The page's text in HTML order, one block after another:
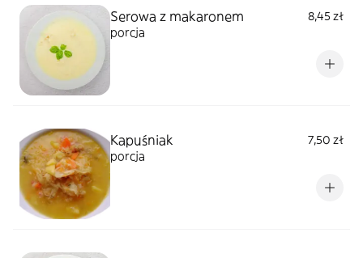
Serowa z makaronem
8,45 zł
porcja
Kapuśniak
7,50 zł
porcja